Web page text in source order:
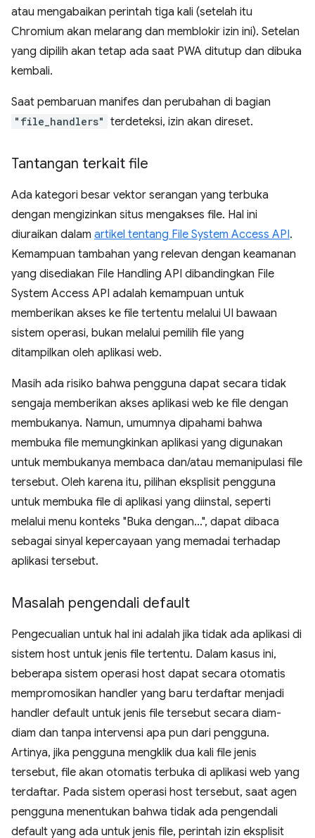
atau mengabaikan perintah tiga kali (setelah itu
Chromium akan melarang dan memblokir izin ini). Setelan
yang dipilih akan tetap ada saat PWA ditutup dan dibuka
kembali.
Saat pembaruan manifes dan perubahan di bagian
"file_handlers" terdeteksi, izin akan direset.
Tantangan terkait file
Ada kategori besar vektor serangan yang terbuka
dengan mengizinkan situs mengakses file. Hal ini
diuraikan dalam artikel tentang File System Access API.
Kemampuan tambahan yang relevan dengan keamanan
yang disediakan File Handling API dibandingkan File
System Access API adalah kemampuan untuk
memberikan akses ke file tertentu melalui UI bawaan
sistem operasi, bukan melalui pemilih file yang
ditampilkan oleh aplikasi web.
Masih ada risiko bahwa pengguna dapat secara tidak
sengaja memberikan akses aplikasi web ke file dengan
membukanya. Namun, umumnya dipahami bahwa
membuka file memungkinkan aplikasi yang digunakan
untuk membukanya membaca dan/atau memanipulasi file
tersebut. Oleh karena itu, pilihan eksplisit pengguna
untuk membuka file di aplikasi yang diinstal, seperti
melalui menu konteks "Buka dengan…", dapat dibaca
sebagai sinyal kepercayaan yang memadai terhadap
aplikasi tersebut.
Masalah pengendali default
Pengecualian untuk hal ini adalah jika tidak ada aplikasi di
sistem host untuk jenis file tertentu. Dalam kasus ini,
beberapa sistem operasi host dapat secara otomatis
mempromosikan handler yang baru terdaftar menjadi
handler default untuk jenis file tersebut secara diam-
diam dan tanpa intervensi apa pun dari pengguna.
Artinya, jika pengguna mengklik dua kali file jenis
tersebut, file akan otomatis terbuka di aplikasi web yang
terdaftar. Pada sistem operasi host tersebut, saat agen
pengguna menentukan bahwa tidak ada pengendali
default yang ada untuk jenis file, perintah izin eksplisit